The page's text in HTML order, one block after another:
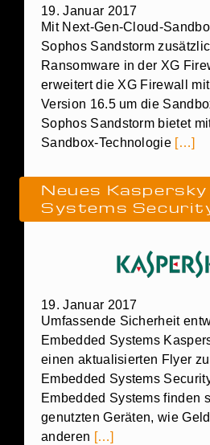
19. Januar 2017
Mit Next-Gen-Cloud-
Sophos Sandstorm
Ransomware in der XG
erweitert die XG Firewall
Version 16.5 um die
Sophos Sandstorm bietet
Sandbox-Technologie […]
Neues Kaspersky
Systems
19. Januar 2017
Umfassende Sicherheit
Embedded Systems
einen aktualisierten Flyer
Embedded Systems
Embedded Systems finden
genutzten Geräten, wie
anderen […]